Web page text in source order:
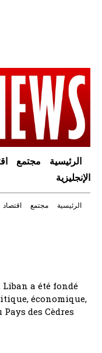
الرئيسية مجتمع
الإنجليزية
الرئيسية مجتمع اقتصاد
a été fondé
économique,
des Cèdres.